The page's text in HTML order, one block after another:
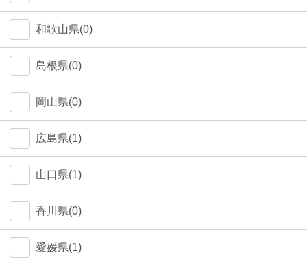
和歌山県(0)
島根県(0)
岡山県(0)
広島県(1)
山口県(1)
香川県(0)
愛媛県(1)